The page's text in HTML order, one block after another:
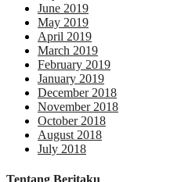
June 2019
May 2019
April 2019
March 2019
February 2019
January 2019
December 2018
November 2018
October 2018
August 2018
July 2018
Tentang Beritaku